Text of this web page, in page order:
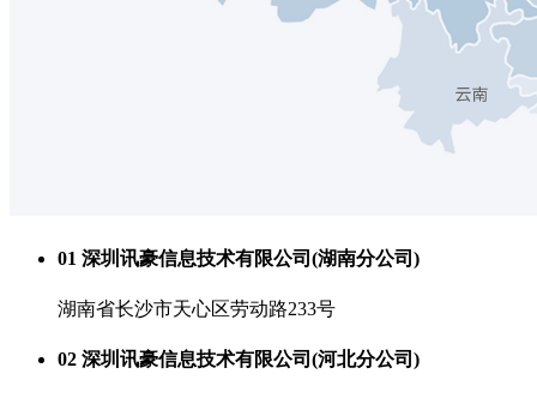
01 深圳讯豪信息技术有限公司(湖南分公司)
湖南省长沙市天心区劳动路233号
02 深圳讯豪信息技术有限公司(河北分公司)